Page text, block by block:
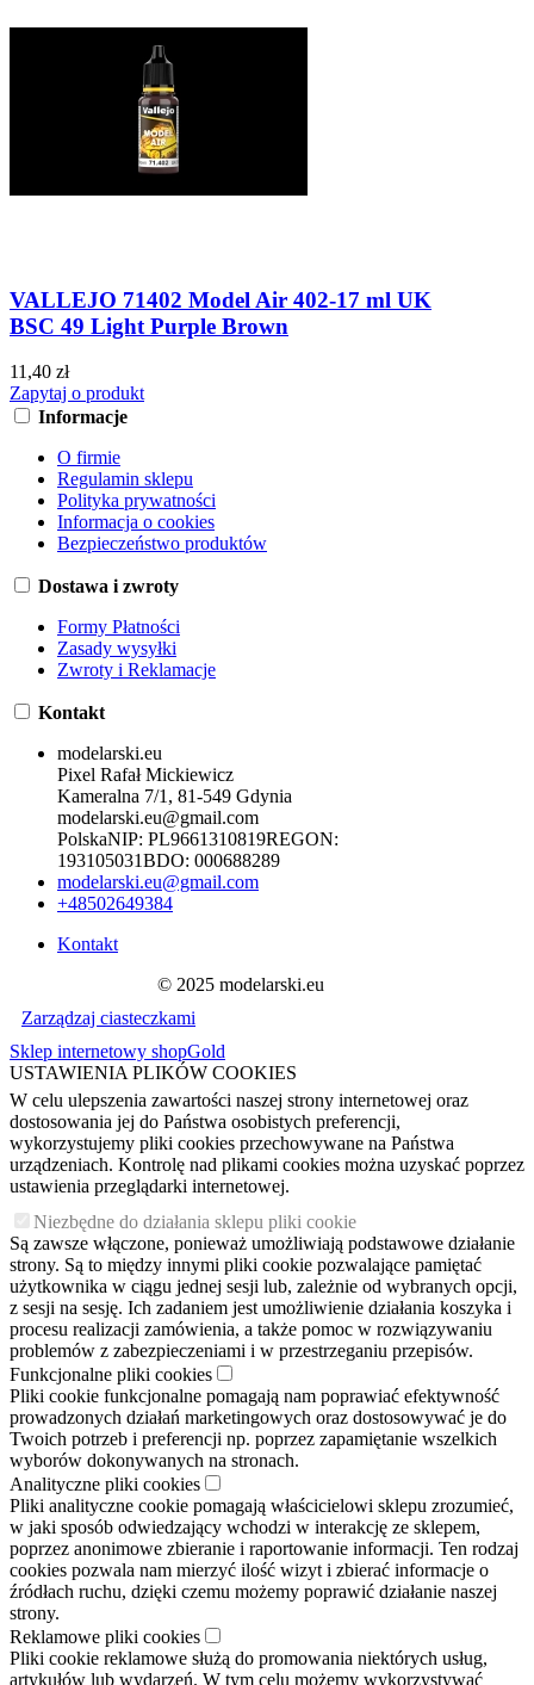
VALLEJO 71402 Model Air 402-17 ml UK
BSC 49 Light Purple Brown
11,40 zł
Zapytaj o produkt
Informacje
O firmie
Regulamin sklepu
Polityka prywatności
Informacja o cookies
Bezpieczeństwo produktów
Dostawa i zwroty
Formy Płatności
Zasady wysyłki
Zwroty i Reklamacje
Kontakt
modelarski.eu
Pixel Rafał Mickiewicz
Kameralna 7/1, 81-549 Gdynia
modelarski.eu@gmail.com
PolskaNIP: PL9661310819REGON:
193105031BDO: 000688289
modelarski.eu@gmail.com
+48502649384
Kontakt
© 2025 modelarski.eu
Zarządzaj ciasteczkami
Sklep internetowy shopGold
USTAWIENIA PLIKÓW COOKIES
W celu ulepszenia zawartości naszej strony internetowej oraz
dostosowania jej do Państwa osobistych preferencji,
wykorzystujemy pliki cookies przechowywane na Państwa
urządzeniach. Kontrolę nad plikami cookies można uzyskać poprzez
ustawienia przeglądarki internetowej.
Niezbędne do działania sklepu pliki cookie
Są zawsze włączone, ponieważ umożliwiają podstawowe działanie
strony. Są to między innymi pliki cookie pozwalające pamiętać
użytkownika w ciągu jednej sesji lub, zależnie od wybranych opcji,
z sesji na sesję. Ich zadaniem jest umożliwienie działania koszyka i
procesu realizacji zamówienia, a także pomoc w rozwiązywaniu
problemów z zabezpieczeniami i w przestrzeganiu przepisów.
Funkcjonalne pliki cookies
Pliki cookie funkcjonalne pomagają nam poprawiać efektywność
prowadzonych działań marketingowych oraz dostosowywać je do
Twoich potrzeb i preferencji np. poprzez zapamiętanie wszelkich
wyborów dokonywanych na stronach.
Analityczne pliki cookies
Pliki analityczne cookie pomagają właścicielowi sklepu zrozumieć,
w jaki sposób odwiedzający wchodzi w interakcję ze sklepem,
poprzez anonimowe zbieranie i raportowanie informacji. Ten rodzaj
cookies pozwala nam mierzyć ilość wizyt i zbierać informacje o
źródłach ruchu, dzięki czemu możemy poprawić działanie naszej
strony.
Reklamowe pliki cookies
Pliki cookie reklamowe służą do promowania niektórych usług,
artykułów lub wydarzeń. W tym celu możemy wykorzystywać